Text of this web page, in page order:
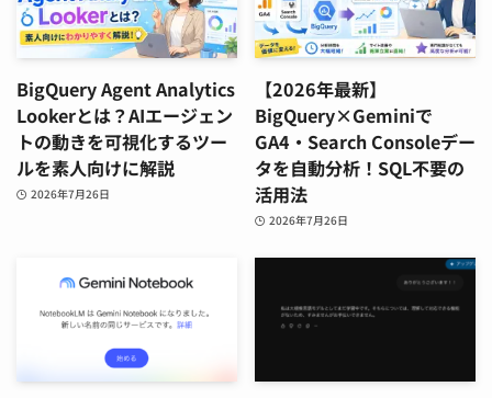
BigQuery Agent Analytics
Lookerとは？AIエージェン
トの動きを可視化するツー
ルを素人向けに解説
2026年7月26日
【2026年最新】
BigQuery×Geminiで
GA4・Search Consoleデー
タを自動分析！SQL不要の
活用法
2026年7月26日